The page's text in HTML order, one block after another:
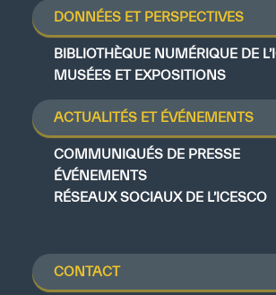
DONNÉES ET PERSPECTIVES
BIBLIOTHÈQUE NUMÉRIQUE DE
MUSÉES ET EXPOSITIONS
ACTUALITÉS ET ÉVÉNEMENTS
COMMUNIQUÉS DE PRESSE
ÉVÉNEMENTS
RÉSEAUX SOCIAUX DE L’ICESCO
CONTACT